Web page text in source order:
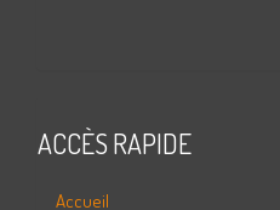
ACCÈS RAPIDE
Accueil